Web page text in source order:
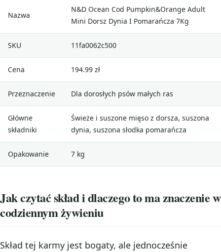
Nazwa
N&D Ocean Cod Pumpkin&Orange Adult
Mini Dorsz Dynia I Pomarańcza 7Kg
SKU 11fa0062c500
Cena 194.99 zł
Przeznaczenie Dla dorosłych psów małych ras
Główne
składniki
Świeże i suszone mięso z dorsza, suszona
dynia, suszona słodka pomarańcza
Opakowanie 7 kg
Jak czytać skład i dlaczego to ma znaczenie w
codziennym żywieniu
Skład tej karmy jest bogaty, ale jednocześnie